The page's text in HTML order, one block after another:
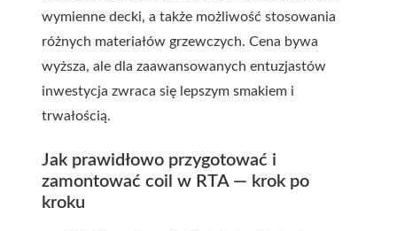
wymienne decki, a także możliwość stosowania
różnych materiałów grzewczych. Cena bywa
wyższa, ale dla zaawansowanych entuzjastów
inwestycja zwraca się lepszym smakiem i
trwałością.
Jak prawidłowo przygotować i
zamontować coil w RTA — krok po
kroku